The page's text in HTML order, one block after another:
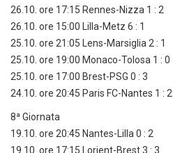
26.10. ore 17:15 Rennes-Nizza 1 : 2
26.10. ore 15:00 Lilla-Metz 6 : 1
25.10. ore 21:05 Lens-Marsiglia 2 : 1
25.10. ore 19:00 Monaco-Tolosa 1 : 0
25.10. ore 17:00 Brest-PSG 0 : 3
24.10. ore 20:45 Paris FC-Nantes 1 : 2
8ª Giornata
19.10. ore 20:45 Nantes-Lilla 0 : 2
19.10. ore 17:15 Lorient-Brest 3 : 3